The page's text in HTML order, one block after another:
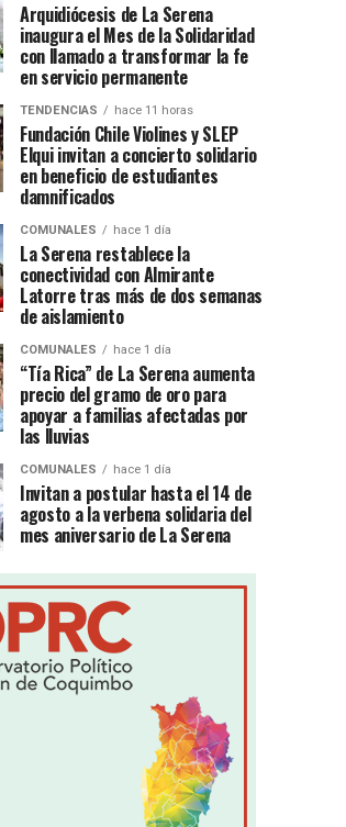
Arquidiócesis de La Serena
inaugura el Mes de la Solidaridad
con llamado a transformar la fe
en servicio permanente
TENDENCIAS hace 11 horas
Fundación Chile Violines y SLEP
Elqui invitan a concierto solidario
en beneficio de estudiantes
damnificados
COMUNALES hace 1 día
La Serena restablece la
conectividad con Almirante
Latorre tras más de dos semanas
de aislamiento
COMUNALES hace 1 día
“Tía Rica” de La Serena aumenta
precio del gramo de oro para
apoyar a familias afectadas por
las lluvias
COMUNALES hace 1 día
Invitan a postular hasta el 14 de
agosto a la verbena solidaria del
mes aniversario de La Serena